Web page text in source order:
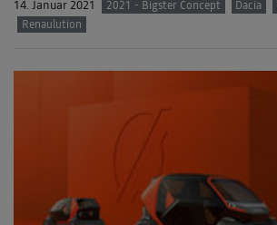
14. Januar 2021 2021 - Bigster Concept Dacia
Renaulution